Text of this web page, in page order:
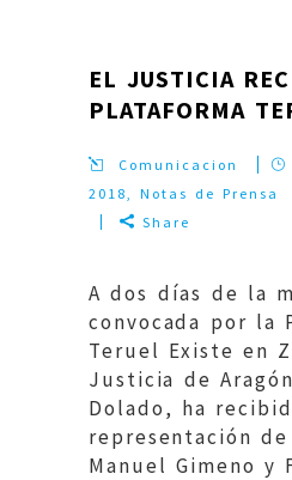
EL JUSTICIA
PLATAFORMA
Comunicacion
2018,Notas de Prensa
Share
A dos días de la
convocada por la
Teruel Existe en
Justicia de
Dolado, ha
representación
Manuel Gimeno y